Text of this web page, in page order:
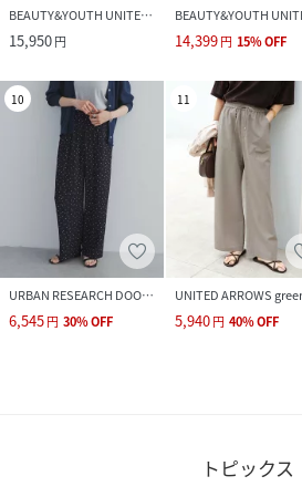
BEAUTY&YOUTH UNITED ARROWS
15,950円 14,399円 15%OFF
10
URBAN RESEARCH DOORS
6,545円 30%OFF
11
5,940円 40%OFF
トピックス